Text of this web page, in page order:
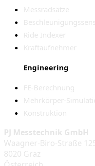
Messradsätze
Ride Indexer
Kraftaufnehmer
Engineering
FE-Berechnung
Mehrkörper-
Konstruktion
PJ Messtechnik GmbH
Waagner-Biro-Straße
8020 Graz